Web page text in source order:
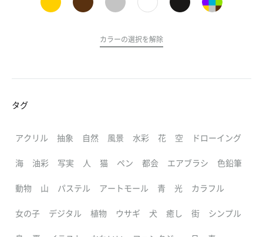
カラーの選択を解除
タグ
アクリル 抽象 自然 風景 水彩 花 空 ドローイング
海 油彩 写実 人 猫 ペン 都会 エアブラシ 色鉛筆
動物 山 パステル アートモール 青 光 カラフル
女の子 デジタル 植物 ウサギ 犬 癒し 街 シンプル